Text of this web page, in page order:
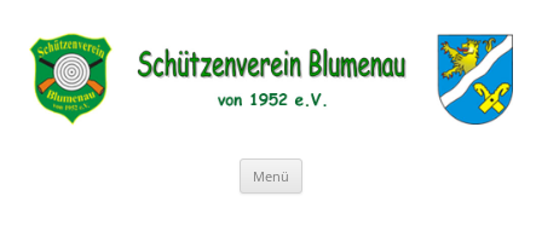
Schützenverein Blumenau von 1952
e.V.
Menü